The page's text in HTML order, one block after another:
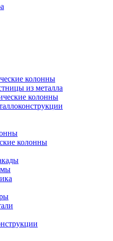
колонны
из металла
колонны
колонны